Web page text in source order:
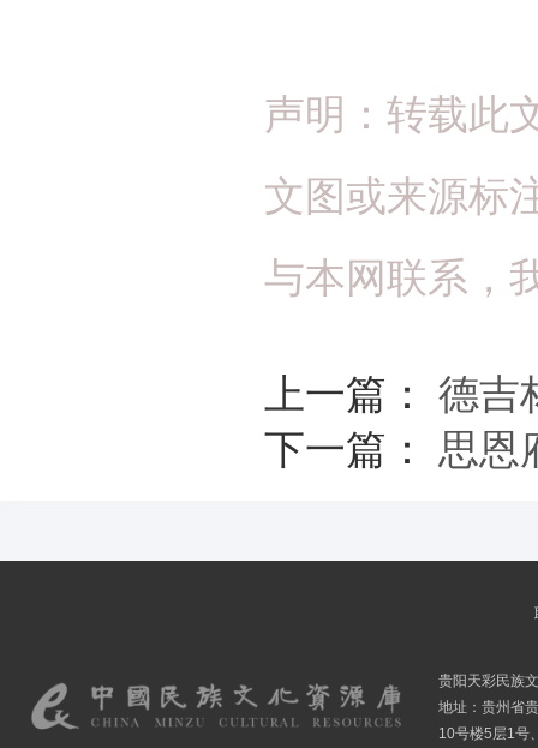
声明：转载此
文图或来源标
与本网联系，
上一篇： 德吉
下一篇： 思恩
贵阳天彩民族
地址：贵州省
10号楼5层1号